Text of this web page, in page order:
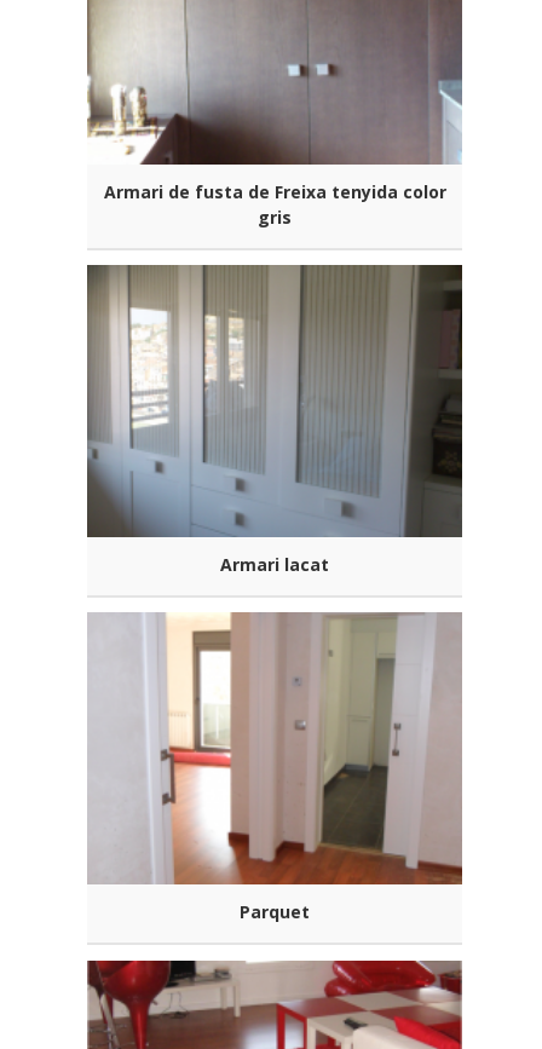
Armari de fusta de Freixa tenyida color
gris
Armari lacat
Parquet